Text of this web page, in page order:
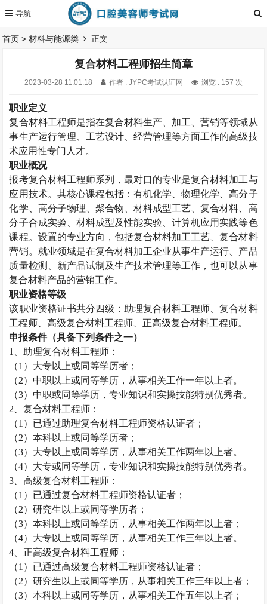
首页 >材料与能源类 正文
复合材料工程师招生简章
2023-03-28 11:01:18 作者 : JYPC考试认证网 浏览 : 157 次
职业定义
复合材料工程师是指在复合材料生产、加工、营销等领域从
事生产运行管理、工艺设计、经营管理等方面工作的高级技
术应用性专门人才。
职业概况
报考复合材料工程师系列，最对口的专业是复合材料加工与
应用技术。其核心课程包括：有机化学、物理化学、高分子
化学、高分子物理、聚合物、材料成型工艺、复合材料、高
分子合成实验、材料成型及性能实验、计算机应用实践等色
课程。设置的专业方向，包括复合材料加工工艺、复合材料
营销。就业领域是在复合材料加工企业从事生产运行、产品
质量检测、新产品试制及生产技术管理等工作，也可以从事
复合材料产品的营销工作。
职业资格等级
该职业资格证书共分四级：助理复合材料工程师、复合材料
工程师、高级复合材料工程师、正高级复合材料工程师。
申报条件（具备下列条件之一）
1
、助理复合材料工程师：
（1 ）大专以上或同等学历者；
（2）中职以上或同等学历，从事相关工作一年以上者。
（3）中职或同等学历，专业知识和实操技能特别优秀者。
2 、复合材料工程师：
（1 ）已通过助理复合材料工程师资格认证者；
（2）本科以上或同等学历者；
（3）大专以上或同等学历，从事相关工作两年以上者。
（4）大专或同等学历，专业知识和实操技能特别优秀者。
3 、高级复合材料工程师：
（1 ）已通过复合材料工程师资格认证者；
（2）研究生以上或同等学历者；
（3）本科以上或同等学历，从事相关工作两年以上者；
（4）大专以上或同等学历，从事相关工作三年以上者。
4 、正高级复合材料工程师：
（1 ）已通过高级复合材料工程师资格认证者；
（2）研究生以上或同等学历，从事相关工作三年以上者；
（3）本科以上或同等学历，从事相关工作五年以上者；